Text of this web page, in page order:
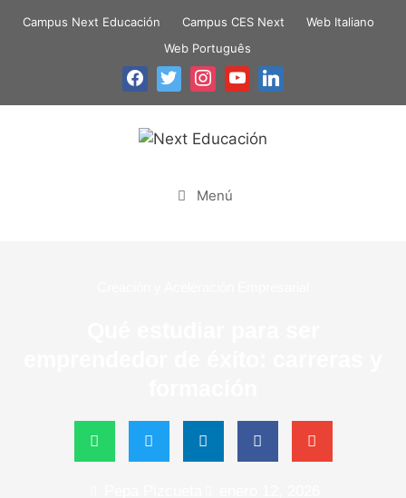
Campus Next Educación Campus CES Next
Web Italiano
Web Português
Menú